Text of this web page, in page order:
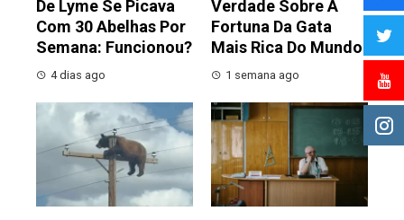
De Lyme Se Picava
Com 30 Abelhas Por
Semana: Funcionou?
4 dias ago
Verdade Sobre A
Fortuna Da Gata
Mais Rica Do Mundo
1 semana ago